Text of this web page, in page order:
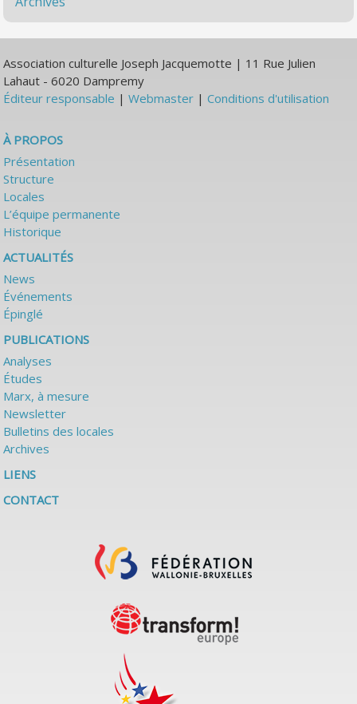
Association culturelle Joseph Jacquemotte | 11 Rue Julien
Lahaut - 6020 Dampremy
Éditeur responsable |Webmaster |Conditions d'utilisation
À PROPOS
Présentation
Structure
Locales
L’équipe permanente
Historique
ACTUALITÉS
News
Événements
Épinglé
PUBLICATIONS
Analyses
Études
Marx, à mesure
Newsletter
Bulletins des locales
Archives
LIENS
CONTACT